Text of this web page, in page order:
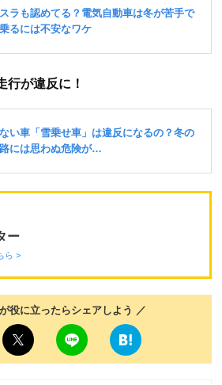
行が違反に！
ー
ら >
役に立ったらシェアしよう ／